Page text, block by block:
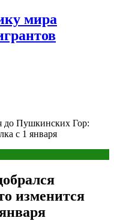
мира
до Пушкинских Гор:
с 1 января
изменится